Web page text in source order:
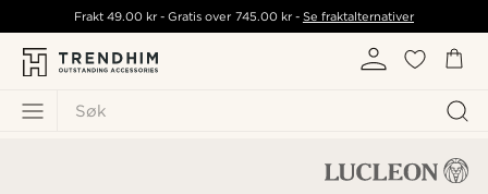
Søk
Frakt49.00 kr - Gratis over 745.00 kr- Se fraktalternativer